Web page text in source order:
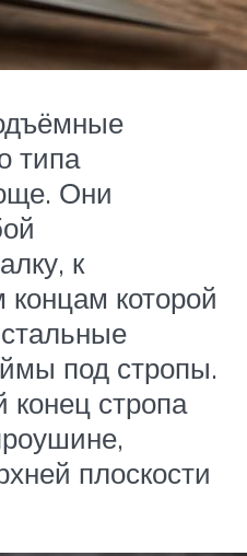
типа
Они
к
которой
под стропы.
стропа
плоскости